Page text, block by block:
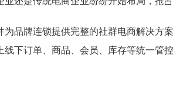
品牌连锁提供完整的社群电商解决方
下订单、商品、会员、库存等统一管